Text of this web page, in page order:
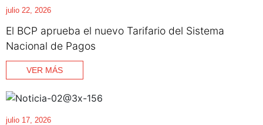
julio 22, 2026
El BCP aprueba el nuevo Tarifario del Sistema
Nacional de Pagos
VER MÁS
julio 17, 2026